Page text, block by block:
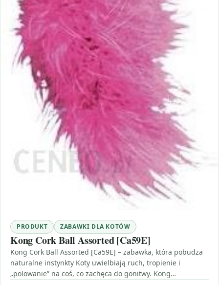
PRODUKT ZABAWKI DLA KOTÓW
Kong Cork Ball Assorted [Ca59E]
Kong Cork Ball Assorted [Ca59E] – zabawka, która pobudza
naturalne instynkty Koty uwielbiają ruch, tropienie i
„polowanie” na coś, co zachęca do gonitwy. Kong…